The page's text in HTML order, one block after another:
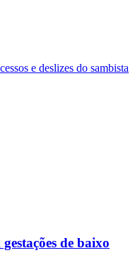
e deslizes do sambista
de baixo